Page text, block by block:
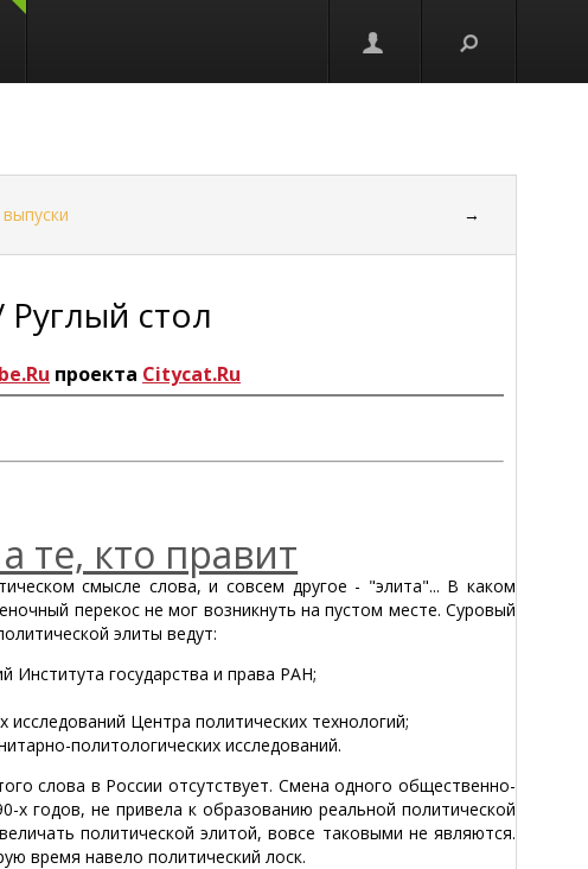
→
стол
проекта Citycat.Ru
те, кто правит
смысле слова, и совсем другое - "элита"... В каком
перекос не мог возникнуть на пустом месте. Суровый
элиты ведут:
Института государства и права РАН;
Центра политических технологий;
политологических исследований.
слова в России отсутствует. Смена одного общественно-
х годов, не привела к образованию реальной политической
политической элитой, вовсе таковыми не являются.
время навело политический лоск.